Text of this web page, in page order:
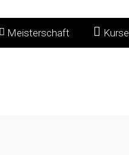
Meisterschaft Kurse